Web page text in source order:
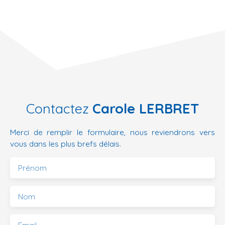
Contactez Carole LERBRET
Merci de remplir le formulaire, nous reviendrons vers
vous dans les plus brefs délais.
Prénom
Nom